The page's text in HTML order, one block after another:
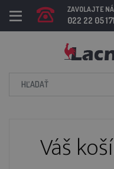
ZAVOLAJTE
022 22 05
Váš